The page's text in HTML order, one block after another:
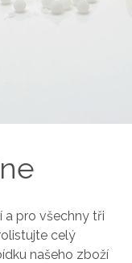
a pro všechny tři
celý
našeho zboží